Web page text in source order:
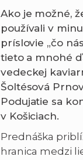
Ako je možné,
používali v
príslovie „čo
tieto a mnohé
vedeckej
Šoltésová
Podujatie sa
v Košiciach.
Prednáška
hranica medzi